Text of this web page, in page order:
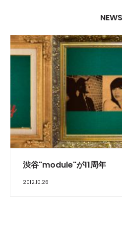
NEWS
渋谷"module"が11周年
2012.10.26